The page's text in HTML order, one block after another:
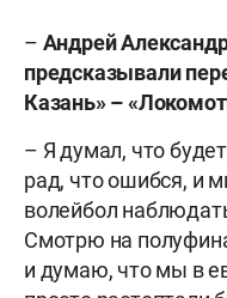
– Андрей
предсказывали
Казань» –
– Я думал, что
рад, что ошибся, и
волейбол
Смотрю на
и думаю, что мы в